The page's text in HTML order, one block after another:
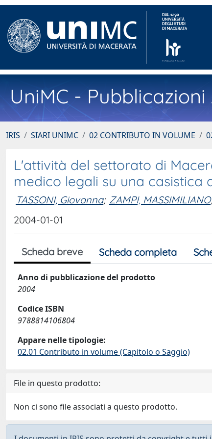
UniMC -
IRIS SIARI UNIMC 02 CONTRIBUTO IN VOLUME
L'attività del settorato di
medico legali su una casistica
TASSONI, Giovanna; ZAMPI, MASSIMILIANO;
2004-01-01
Scheda breve Scheda completa
Anno di pubblicazione del prodotto
2004
Codice ISBN
9788814106804
Appare nelle tipologie:
02.01 Contributo in volume (Capitolo o Saggio)
File in questo prodotto:
Non ci sono file associati a questo prodotto.